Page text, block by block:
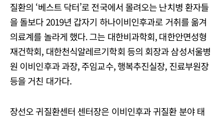
질환의 ‘베스트 닥터’로 전국에서 몰려오는 난치병 환자들
을 돌보다 2019년 갑자기 하나이비인후과로 거취를 옮겨
의료계를 놀라게 했다. 그는 대한비과학회, 대한안면성형
재건학회, 대한천식알레르기학회 등의 회장과 삼성서울병
원 이비인후과 과장, 주임교수, 행복추진실장, 진료부원장
등을 거친 대가다.
장선오 귀질환센터 센터장은 이비인후과 귀질환 분야 태